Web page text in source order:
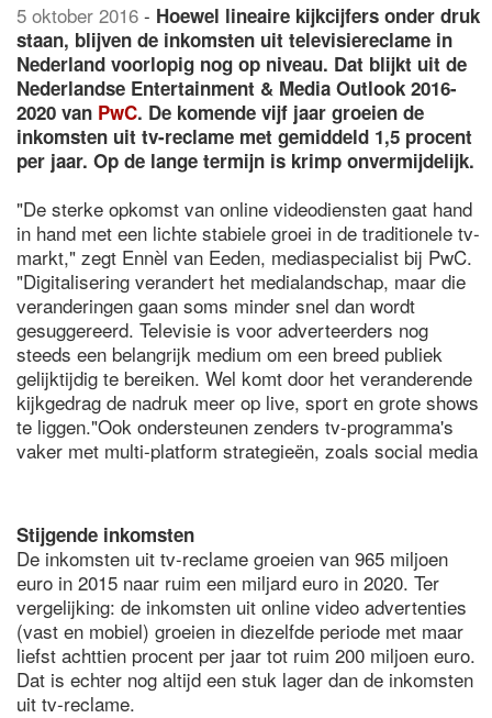
5 oktober 2016 - Hoewel lineaire kijkcijfers onder druk
staan, blijven de inkomsten uit televisiereclame in
Nederland voorlopig nog op niveau. Dat blijkt uit de
Nederlandse Entertainment & Media Outlook 2016-
2020 van PwC. De komende vijf jaar groeien de
inkomsten uit tv-reclame met gemiddeld 1,5 procent
per jaar. Op de lange termijn is krimp onvermijdelijk.
"De sterke opkomst van online videodiensten gaat hand
in hand met een lichte stabiele groei in de traditionele tv-
markt," zegt Ennèl van Eeden, mediaspecialist bij PwC.
"Digitalisering verandert het medialandschap, maar die
veranderingen gaan soms minder snel dan wordt
gesuggereerd. Televisie is voor adverteerders nog
steeds een belangrijk medium om een breed publiek
gelijktijdig te bereiken. Wel komt door het veranderende
kijkgedrag de nadruk meer op live, sport en grote shows
te liggen."Ook ondersteunen zenders tv-programma's
vaker met multi-platform strategieën, zoals social media
Stijgende inkomsten
De inkomsten uit tv-reclame groeien van 965 miljoen
euro in 2015 naar ruim een miljard euro in 2020. Ter
vergelijking: de inkomsten uit online video advertenties
(vast en mobiel) groeien in diezelfde periode met maar
liefst achttien procent per jaar tot ruim 200 miljoen euro.
Dat is echter nog altijd een stuk lager dan de inkomsten
uit tv-reclame.